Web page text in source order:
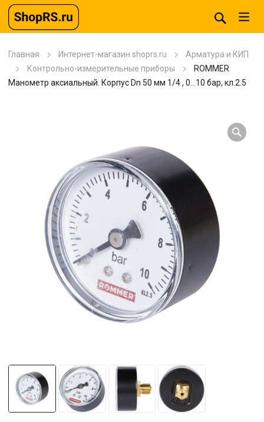
Главная Интернет-магазин shoprs.ru
Арматура и КИП
Контрольно-измерительные приборы
ROMMER
Манометр аксиальный. Корпус Dn 50 мм 1/4 , 0…10 бар, кл.2.5